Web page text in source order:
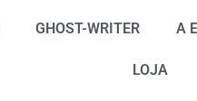
GHOST-WRITER A
LOJA